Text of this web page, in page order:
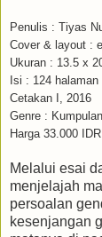
Penulis : Tiyas
Cover & layout :
Ukuran : 13.5 x
Isi : 124
Cetakan I, 2016
Genre :
Harga 33.000 IDR
Melalui esai
menjelajah
persoalan
kesenjangan